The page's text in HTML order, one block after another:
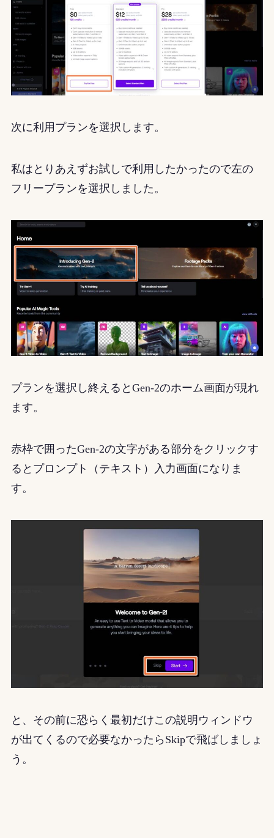
次に利用プランを選択します。
私はとりあえずお試しで利用したかったので左の
フリープランを選択しました。
プランを選択し終えるとGen-2のホーム画面が現れ
ます。
赤枠で囲ったGen-2の文字がある部分をクリックす
るとプロンプト（テキスト）入力画面になりま
す。
と、その前に恐らく最初だけこの説明ウィンドウ
が出てくるので必要なかったらSkipで飛ばしましょ
う。